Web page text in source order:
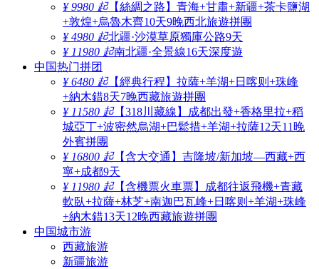
¥ 9980 起【絲綢之路】青海+甘肅+新疆+茶卡鹽湖
+敦煌+烏魯木齊10天9晚西北旅遊拼團
¥ 4980 起北疆·沙漠草原獨庫公路9天
¥ 11980 起南北疆·全景線16天深度遊
中国热门拼团
¥ 6480 起【經典行程】拉薩+羊湖+日喀则+珠峰
+納木錯8天7晚西藏旅遊拼團
¥ 11580 起【318川藏線】成都出發+香格里拉+稻
城亞丁+波密然烏湖+巴鬆措+羊湖+拉薩12天11晚
外賓拼團
¥ 16800 起【含大交通】吉隆坡/新加坡—西藏+西
寧+成都9天
¥ 11980 起【含機票火車票】成都往返飛機+青藏
軟臥+拉薩+林芝+南迦巴瓦峰+日喀则+羊湖+珠峰
+納木錯13天12晚西藏旅遊拼團
中国城市游
西藏旅游
新疆旅游